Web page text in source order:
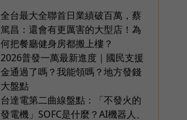
全台最大全聯首日業績破百萬，蔡
篤昌：還會有更厲害的大型店！為
何把餐廳健身房都搬上樓？
2026普發一萬最新進度｜國民支援
金通過了嗎？我能領嗎？地方發錢
大盤點
台達電第二曲線盤點：「不發火的
發電機」SOFC是什麼？AI機器人、